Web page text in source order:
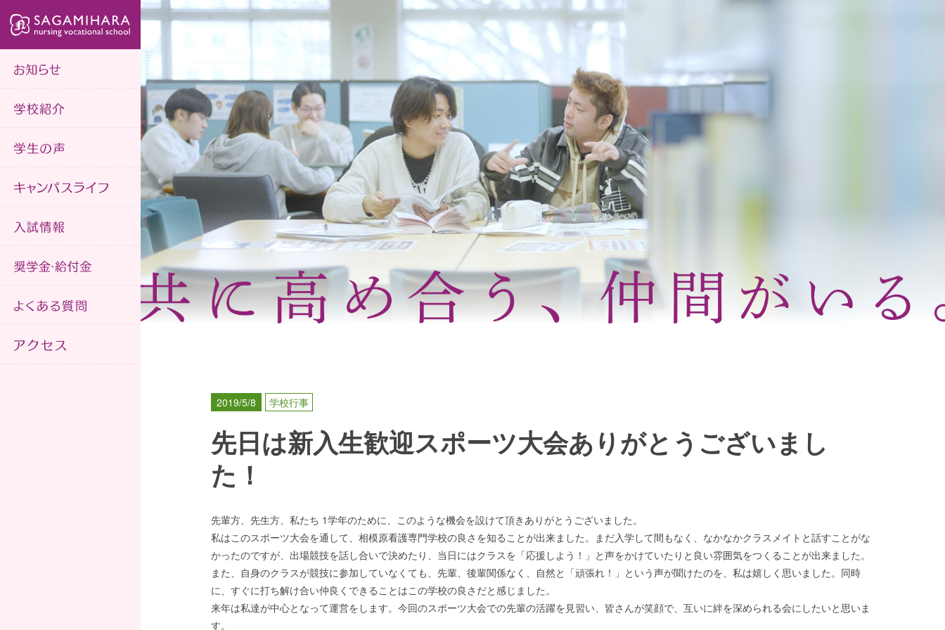
2019/5/8 学校行事
先日は新入生歓迎スポーツ大会ありがとうございまし
た！
先輩方、先生方、私たち 1学年のために、このような機会を設けて頂きありがとうございました。
私はこのスポーツ大会を通して、相模原看護専門学校の良さを知ることが出来ました。まだ入学して間もなく、なかなかクラスメイトと話すことがな
かったのですが、出場競技を話し合いで決めたり、当日にはクラスを「応援しよう！」と声をかけていたりと良い雰囲気をつくることが出来ました。
また、自身のクラスが競技に参加していなくても、先輩、後輩関係なく、自然と「頑張れ！」という声が聞けたのを、私は嬉しく思いました。同時
に、すぐに打ち解け合い仲良くできることはこの学校の良さだと感じました。
来年は私達が中心となって運営をします。今回のスポーツ大会での先輩の活躍を見習い、皆さんが笑顔で、互いに絆を深められる会にしたいと思いま
す。